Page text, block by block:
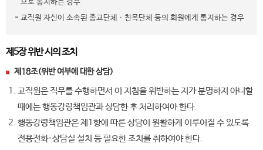
으로 통지하는 경우
교직원 자신이 소속된 종교단체ㆍ친목단체 등의 회원에게 통지하는 경우
제5장 위반 시의 조치
제18조(위반 여부에 대한 상담)
교직원은 직무를 수행하면서 이 지침을 위반하는 지가 분명하지 아니할
때에는 행동강령책임관과 상담한 후 처리하여야 한다.
행동강령책임관은 제1항에 따른 상담이 원활하게 이루어질 수 있도록
전용전화·상담실 설치 등 필요한 조치를 취하여야 한다.